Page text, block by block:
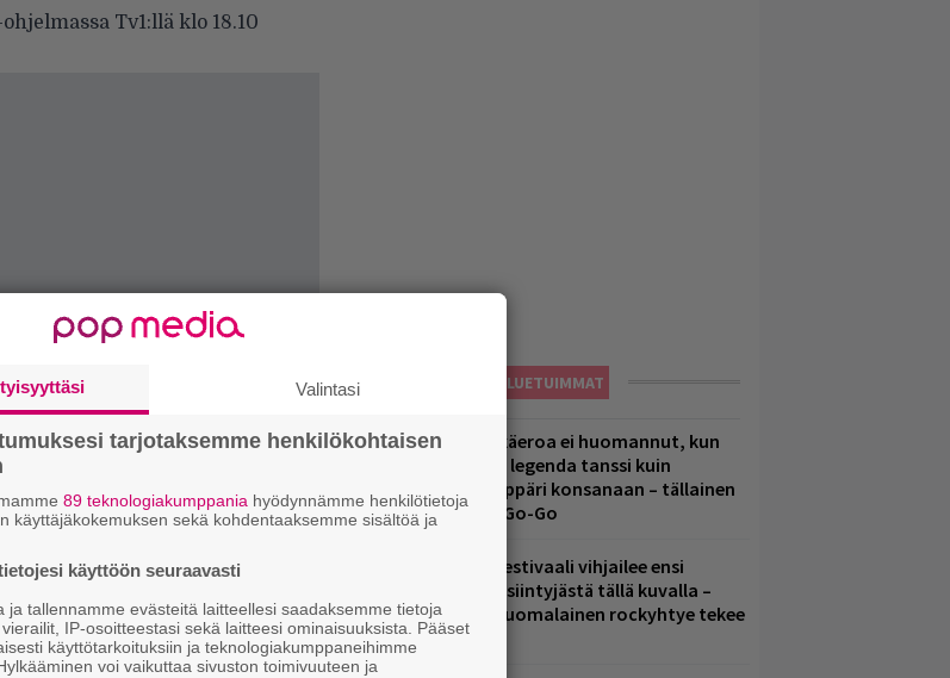
Tv1:llä klo 18.10
täältä.
LUETUIMMAT
41 vuoden ikäeroa ei huomannut, kun
suomirockin legenda tanssi kuin
elohopea-räppäri konsanaan – tällainen
oli Jytäkesä Go-Go
Helsinkiläisfestivaali vihjailee ensi
vuoden pääesiintyjästä tällä kuvalla –
rakastettu suomalainen rockyhtye tekee
paluun?
Valintasi
tarjotaksemme henkilökohtaisen
89 teknologiakumppania hyödynnämme henkilötietoja
käyttäjäkokemuksen sekä kohdentaaksemme sisältöä ja
käyttöön seuraavasti
ja tallennamme evästeitä laitteellesi saadaksemme tietoja
IP-osoitteestasi sekä laitteesi ominaisuuksista. Pääset
käyttötarkoituksiin ja teknologiakumppaneihimme
voi vaikuttaa sivuston toimivuuteen ja